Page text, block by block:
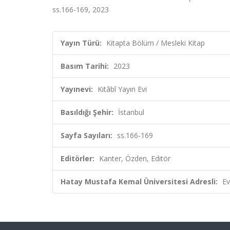
ss.166-169, 2023
Yayın Türü: Kitapta Bölüm / Mesleki Kitap
Basım Tarihi: 2023
Yayınevi: Kitâbî Yayın Evi
Basıldığı Şehir: İstanbul
Sayfa Sayıları: ss.166-169
Editörler: Kanter, Özden, Editör
Hatay Mustafa Kemal Üniversitesi Adresli: